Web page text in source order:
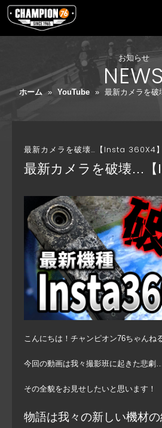
お知らせ
NEWS
ホーム » YouTube » 最新カメラを破
最新カメラを破壊…【Insta 360X4】
最新カメラを破壊…【
こんにちは！チャンピオン76ちゃんね
今回の動画は我々撮影班に起きた悲劇…
その全貌をお見せしたいと思います！
物語は我々の新しい機材